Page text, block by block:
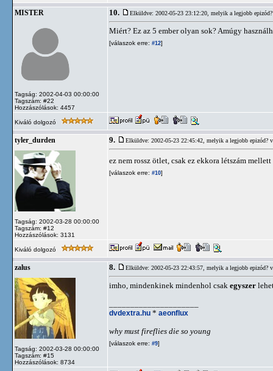
MISTER
Tagság: 2002-04-03 00:00:00
Tagszám: #22
Hozzászólások: 4457
10. Elküldve: 2002-05-23 23:12:20, melyik a legjobb
Miért? Ez az 5 ember olyan sok? Amúgy
[válaszok erre: #12]
Kiváló dolgozó
tyler_durden
Tagság: 2002-03-28 00:00:00
Tagszám: #12
Hozzászólások: 3131
9. Elküldve: 2002-05-23 22:45:42, melyik a legjobb epizód?
ez nem rossz ötlet, csak ez ekkora létszám
[válaszok erre: #10]
Kiváló dolgozó
zalus
Tagság: 2002-03-28 00:00:00
Tagszám: #15
Hozzászólások: 8734
8. Elküldve: 2002-05-23 22:43:57, melyik a legjobb epizód?
imho, mindenkinek mindenhol csak egyszer
dvdextra.hu * aeonflux
why must fireflies die so young
[válaszok erre: #9]